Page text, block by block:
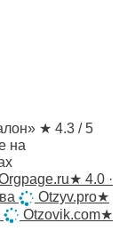
★ 4.3 / 5
на
★ 4.0 ·
Otzyv.pro★
Otzovik.com★